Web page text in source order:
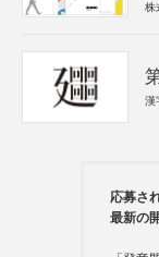
株
漢
応募さ
最新の